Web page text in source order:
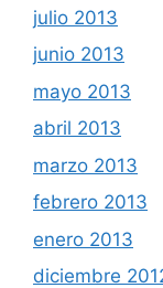
julio 2013
junio 2013
mayo 2013
abril 2013
marzo 2013
febrero 2013
enero 2013
diciembre